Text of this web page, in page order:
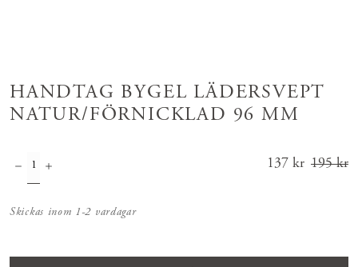
HANDTAG BYGEL LÄDERSVEPT
NATUR/FÖRNICKLAD 96 MM
Nuvarande
137 kr 195 kr
Skickas inom 1-2 vardagar